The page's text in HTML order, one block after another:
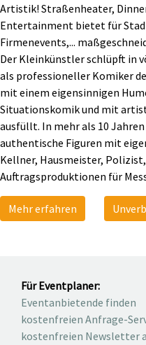
Artistik! Straßenheater,
Entertainment bietet für
Firmenevents,...
Der Kleinkünstler schlüpft in
als professioneller Komiker
mit einem eigensinnigen
Situationskomik und mit
ausfüllt. In mehr als 10
authentische Figuren mit
Kellner, Hausmeister,
Auftragsproduktionen für
Mehr erfahren
Für Eventplaner:
Eventanbietende finden
kostenfreien Anfrage-
kostenfreien Newsletter